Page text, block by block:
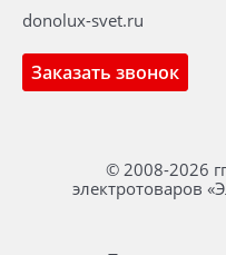
Заказать звонок
donolux-svet.ru
© 2008-2026
электротоваров